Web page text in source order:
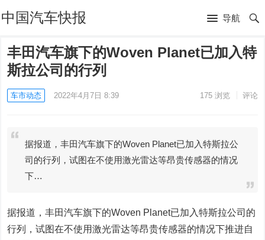
中国汽车快报 导航
丰田汽车旗下的Woven Planet已加入特
斯拉公司的行列
车市动态 2022年4月7日 8:39 175浏览 评论
据报道，丰田汽车旗下的Woven Planet已加入特斯拉公
司的行列，试图在不使用激光雷达等昂贵传感器的情况
下…
据报道，丰田汽车旗下的Woven Planet已加入特斯拉公司的
行列，试图在不使用激光雷达等昂贵传感器的情况下推进自